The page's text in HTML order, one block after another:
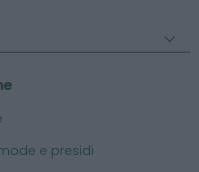
e presidi